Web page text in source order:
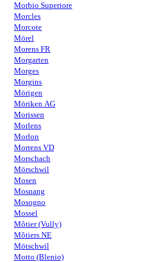
Morbio Superiore
Morcles
Morcote
Mörel
Morens FR
Morgarten
Morges
Morgins
Mörigen
Möriken AG
Morissen
Morlens
Morlon
Morrens VD
Morschach
Mörschwil
Mosen
Mosnang
Mosogno
Mossel
Môtier (Vully)
Môtiers NE
Mötschwil
Motto (Blenio)